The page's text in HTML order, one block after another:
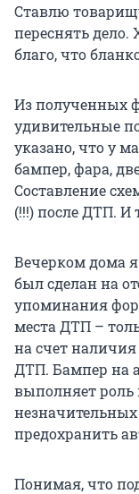
Ставлю
переснять дело.
благо, что
Из полученных
удивительные
указано, что у
бампер, фара,
Составление
(!!!) после ДТП. И
Вечерком дома
был сделан на
упоминания
места ДТП –
на счет
ДТП. Бампер на
выполняет роль
предохранить
Понимая, что